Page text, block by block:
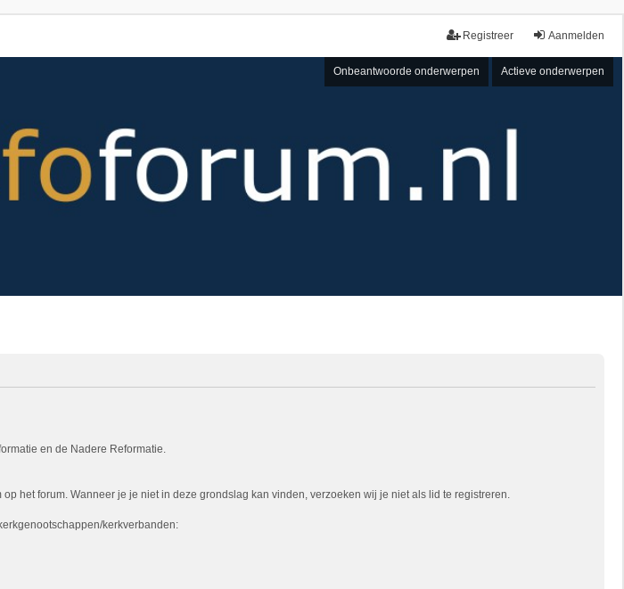
Aanmelden
Registreer
Onbeantwoorde onderwerpen Actieve onderwerpen
en de Nadere Reformatie.
het forum. Wanneer je je niet in deze grondslag kan vinden, verzoeken wij je niet als lid te registreren.
kerkverbanden: